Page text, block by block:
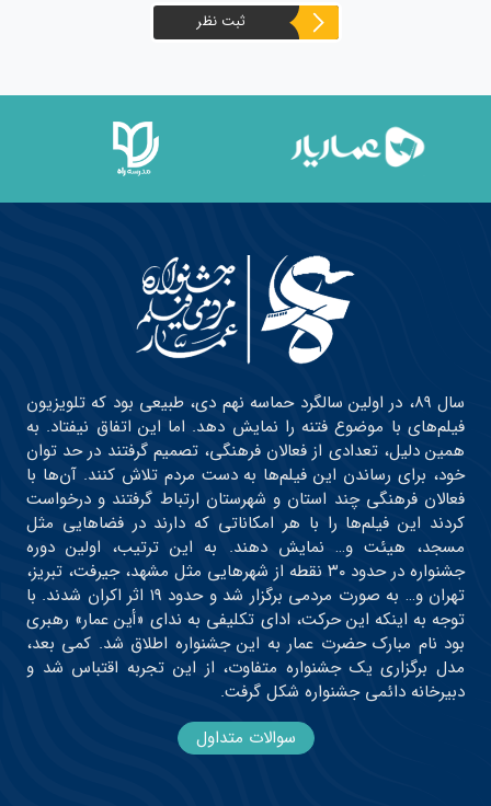
ثبت نظر
سال ۸۹، در اولین سالگرد حماسه نهم دی، طبیعی بود که تلویزیون
فیلم‌های با موضوع فتنه را نمایش دهد. اما این اتفاق نیفتاد. به
همین دلیل، تعدادی از فعالان فرهنگی، تصمیم گرفتند در حد توان
خود، برای رساندن این فیلم‌ها به دست مردم تلاش کنند. آن‌ها با
فعالان فرهنگی چند استان و شهرستان ارتباط گرفتند و درخواست
کردند این فیلم‌ها را با هر امکاناتی که دارند در فضاهایی مثل
مسجد، هیئت و… نمایش دهند. به این ترتیب، اولین دوره
جشنواره در حدود ۳۰ نقطه از شهرهایی مثل مشهد، جیرفت، تبریز،
تهران و… به صورت مردمی برگزار شد و حدود ۱۹ اثر اکران شدند. با
توجه به اینکه این حرکت، ادای تکلیفی به ندای «أین عمار» رهبری
بود نام مبارک حضرت عمار به این جشنواره اطلاق شد. کمی بعد،
مدل برگزاری یک جشنواره متفاوت، از این تجربه اقتباس شد و
دبیرخانه دائمی جشنواره شکل گرفت.
سوالات متداول